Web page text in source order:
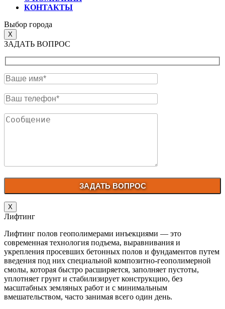
КОНТАКТЫ
Выбор города
X
ЗАДАТЬ ВОПРОС
X
Лифтинг
Лифтинг полов геополимерами инъекциями — это
современная технология подъема, выравнивания и
укрепления просевших бетонных полов и фундаментов путем
введения под них специальной композитно-геополимерной
смолы, которая быстро расширяется, заполняет пустоты,
уплотняет грунт и стабилизирует конструкцию, без
масштабных земляных работ и с минимальным
вмешательством, часто занимая всего один день.